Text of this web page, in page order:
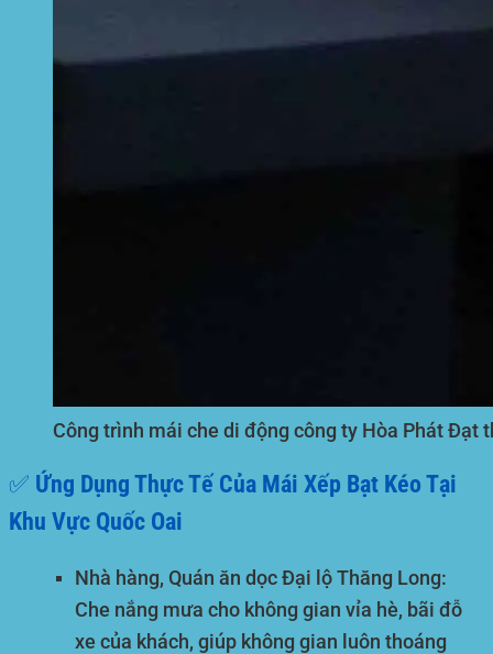
Công trình mái che di động công ty Hòa Phát Đạt
✅ Ứng Dụng Thực Tế Của Mái Xếp Bạt Kéo Tại
Khu Vực Quốc Oai
Nhà hàng, Quán ăn dọc Đại lộ Thăng Long:
Che nắng mưa cho không gian vỉa hè, bãi đỗ
xe của khách, giúp không gian luôn thoáng